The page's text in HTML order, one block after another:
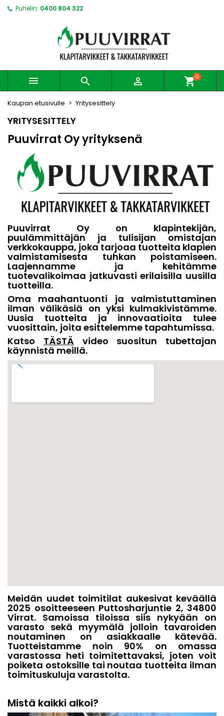
Puhelin: 0400 804 322
   shopping_cart0
Kaupan etusivulle Yritysesittely
YRITYSESITTELY
Puuvirrat Oy yrityksenä
Puuvirrat Oy on klapintekijän,
puulämmittäjän ja tulisijan omistajan
verkkokauppa, joka tarjoaa tuotteita klapien
valmistamisesta tuhkan poistamiseen.
Laajennamme ja kehitämme
tuotevalikoimaa jatkuvasti erilaisilla uusilla
tuotteilla.
Oma maahantuonti ja valmistuttaminen
ilman välikäsiä on yksi kulmakivistämme.
Uusia tuotteita ja innovaatioita tulee
vuosittain, joita esittelemme tapahtumissa.
Katso TÄSTÄ video suositun tubettajan
käynnistä meillä.
Meidän uudet toimitilat aukesivat keväällä
2025 osoitteeseen Puttosharjuntie 2, 34800
Virrat. Samoissa tiloissa siis nykyään on
varasto sekä myymälä jolloin tavaroiden
noutaminen on asiakkaalle kätevää.
Tuotteistamme noin 90% on omassa
varastossa heti toimitettavaksi, joten voit
poiketa ostoksille tai noutaa tuotteita ilman
toimituskuluja varastolta.
Mistä kaikki alkoi?